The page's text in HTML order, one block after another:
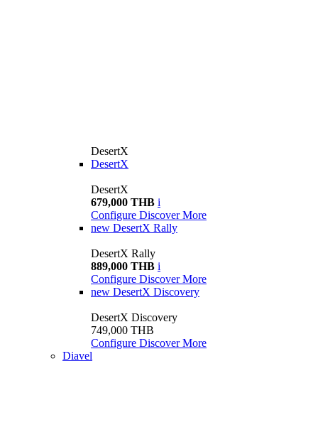
DesertX
DesertX
DesertX
679,000 THB i
Configure Discover More
new DesertX Rally
DesertX Rally
889,000 THB i
Configure Discover More
new DesertX Discovery
DesertX Discovery
749,000 THB
Configure Discover More
Diavel